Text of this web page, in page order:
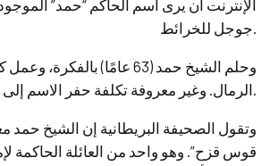
الإنترنت أن يرى اسم الحاكم “حمد”
جوجل للخرائط.
وحلم الشيخ حمد (63 عامًا)
الرمال. وغير معروفة تكلفة حفر الاسم إلى الآن.
وتقول الصحيفة البريطانية إن الشيخ
قوس قزح”. وهو واحد من العائلة الحاكمة